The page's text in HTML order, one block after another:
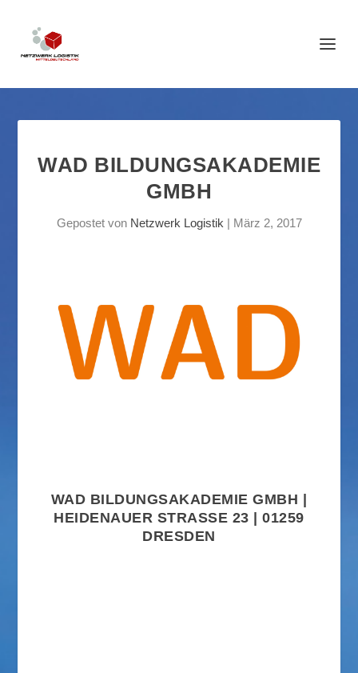
WAD BILDUNGSAKADEMIE
GMBH
Gepostet von Netzwerk Logistik | März 2, 2017
WAD BILDUNGSAKADEMIE GMBH |
HEIDENAUER STRASSE 23 | 01259 D
RESDEN